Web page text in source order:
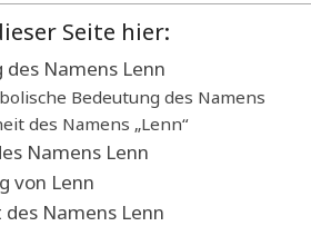
Seite hier:
des Namens Lenn
Bedeutung des Namens
des Namens „Lenn“
Namens Lenn
von Lenn
Namens Lenn